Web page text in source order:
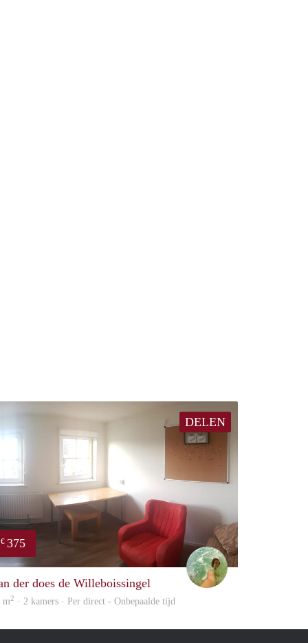
DELEN
€ 375
Leendert
der does de Willeboissingel
m2 · 2 kamers · Per direct - Onbepaalde tijd